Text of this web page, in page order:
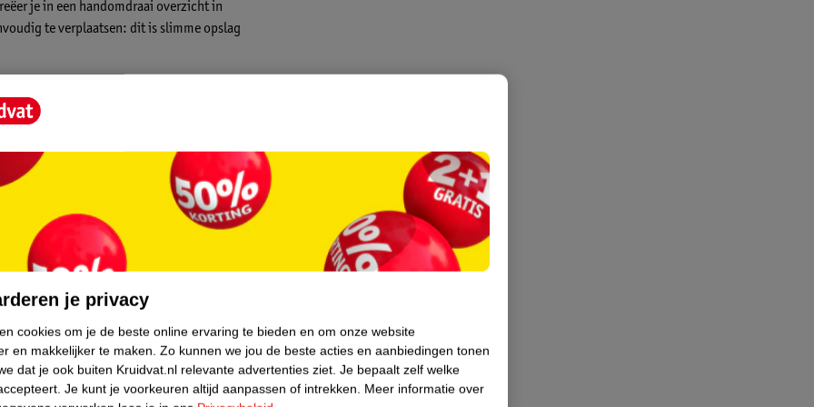
je in een handomdraai overzicht in
te verplaatsen: dit is slimme opslag
boxen: mix, match en herorganiseer
items en kleine accessoires.
met losrakende bakken.
moeiteloos door jouw ruimte.
én makkelijk schoon te houden is.
stijl in elke kamer.
je privacy
cookies om je de beste online ervaring te bieden en om onze website
en makkelijker te maken. Zo kunnen we jou de beste acties en aanbiedingen tonen
dat je ook buiten Kruidvat.nl relevante advertenties ziet. Je bepaalt zelf welke
Je kunt je voorkeuren altijd aanpassen of intrekken. Meer informatie over